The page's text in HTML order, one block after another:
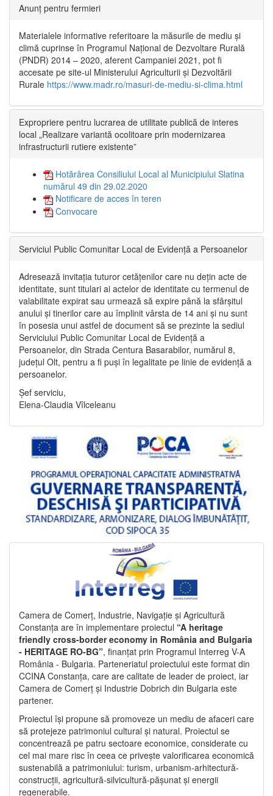
Anunț pentru fermieri
Materialele informative referitoare la măsurile de mediu și
climă cuprinse în Programul Național de Dezvoltare Rurală
(PNDR) 2014 – 2020, aferent Campaniei 2021, pot fi
accesate pe site-ul Ministerului Agriculturii și Dezvoltării
Rurale https://www.madr.ro/masuri-de-mediu-si-clima.html
Expropriere pentru lucrarea de utilitate publică de interes
local „Realizare variantă ocolitoare prin modernizarea
infrastructurii rutiere existente”
Hotărârea Consiliului Local al Municipiului Slatina
numărul 49 din 29.02.2020
Notificare de acces în teren
Convocare
Serviciul Public Comunitar Local de Evidență a Persoanelor
Adresează invitația tuturor cetățenilor care nu dețin acte de
identitate, sunt titulari ai actelor de identitate cu termenul de
valabilitate expirat sau urmează să expire până la sfârșitul
anului și tinerilor care au împlinit vârsta de 14 ani și nu sunt
în posesia unui astfel de document să se prezinte la sediul
Serviciului Public Comunitar Local de Evidență a
Persoanelor, din Strada Centura Basarabilor, numărul 8,
județul Olt, pentru a fi puși în legalitate pe linie de evidență a
persoanelor.
Șef serviciu,
Elena-Claudia Vîlceleanu
Camera de Comerț, Industrie, Navigație și Agricultură
Constanța are în implementare proiectul “A heritage
friendly cross-border economy in România and Bulgaria
- HERITAGE RO-BG”, finanțat prin Programul Interreg V-A
România - Bulgaria. Parteneriatul proiectului este format din
CCINA Constanța, care are calitate de leader de proiect, iar
Camera de Comerț și Industrie Dobrich din Bulgaria este
partener.
Proiectul își propune să promoveze un mediu de afaceri care
să protejeze patrimoniul cultural și natural. Proiectul se
concentrează pe patru sectoare economice, considerate cu
cel mai mare risc în ceea ce privește valorificarea economică
sustenabilă a patrimoniului: turism, urbanism-arhitectură-
construcții, agricultură-silvicultură-pășunat și energii
regenerabile.